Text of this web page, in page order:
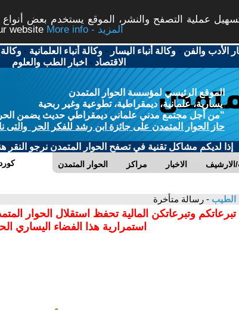
عملية التصفح والنشر، الموقع يستخدم بعض
website
More info - المزيد
الأدب والفن -وكالة أنباء اليسار -وكالة أنباء العلمانية -
الاقتصاد - اخبار الطب والعلوم
الموقع الرئيسي لمؤسسة الحوار المتمدن
يسارية، علمانية، ديمقراطية، تطوعية وغير ربحية
"من أجل مجتمع مدني علماني ديمقراطي حديث يضمن الحرية
حاز الحوار المتمدن على جائزة ابن رشد للفكر الحر والتى
إذا لديكم مشاكل تقنية في تصفح الحوار المتمدن نرجو النقر
الحوار المتمدن مراكز الاخبار
الطيب - رسالة متأخرة
تبرعاتكم وتبرعاتكن المالية تحفظ استقلال الحوار
استمرارية هذا الفضاء اليساري